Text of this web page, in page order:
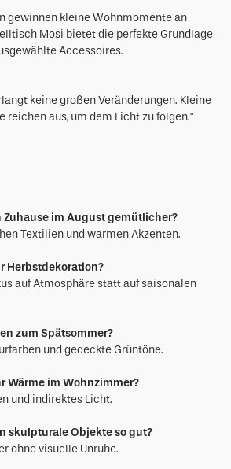
gewinnen kleine Wohnmomente an
Mosi bietet die perfekte Grundlage
Accessoires.
keine großen Veränderungen. Kleine
reichen aus, um dem Licht zu folgen."
im August gemütlicher?
Textilien und warmen Akzenten.
Herbstdekoration?
auf Atmosphäre statt auf saisonalen
zum Spätsommer?
und gedeckte Grüntöne.
Wärme im Wohnzimmer?
und indirektes Licht.
skulpturale Objekte so gut?
ohne visuelle Unruhe.